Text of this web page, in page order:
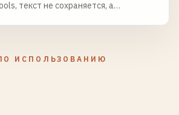
текст не сохраняется, а
ИСПОЛЬЗОВАНИЮ